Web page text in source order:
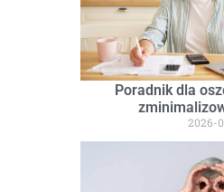
Poradnik dla
2026-